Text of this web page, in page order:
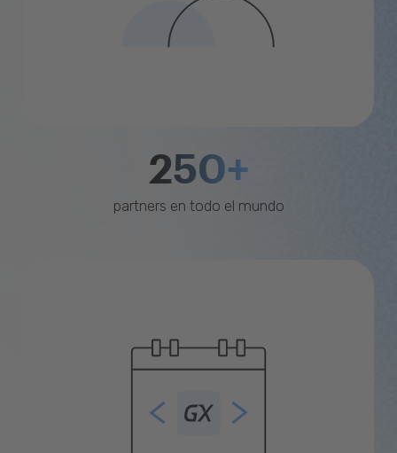
250+
partners en todo el mundo